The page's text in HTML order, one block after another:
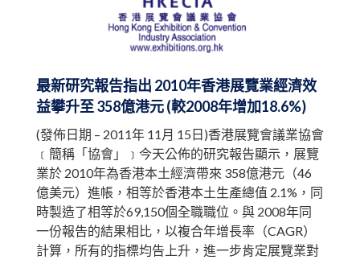
最新研究報告指出 2010年香港展覽業經濟效
益攀升至 358億港元 (較2008年增加18.6%)
(發佈日期 – 2011年 11月 15日)香港展覽會議業協會
﹝簡稱「協會」﹞今天公佈的研究報告顯示，展覽
業於 2010年為香港本土經濟帶來 358億港元（46
億美元）進帳，相等於香港本土生產總值 2.1%，同
時製造了相等於69,150個全職職位。與 2008年同
一份報告的結果相比，以複合年增長率（CAGR）
計算，所有的指標均告上升，進一步肯定展覽業對